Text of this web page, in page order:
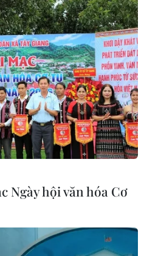
cho biết trong thị
quản lý thị trường sẽ
xử lý hàng giả, hàng
trí tuệ theo định kỳ
báo trước hoặc kiểm tra
hiệu vi phạm.
giám sát hàng hoá lưu
nay là việc phát triển
mẽ khiến cơ quan
tử nhỏ lẻ, cá nhân
hàng trên Facebook,
yếu vận chuyển qua
Ngày hội văn hóa Cơ